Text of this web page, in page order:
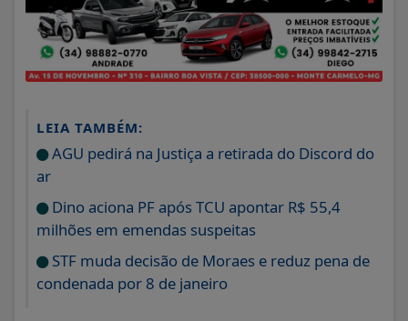
LEIA TAMBÉM:
AGU pedirá na Justiça a retirada do Discord do
ar
Dino aciona PF após TCU apontar R$ 55,4
milhões em emendas suspeitas
STF muda decisão de Moraes e reduz pena de
condenada por 8 de janeiro